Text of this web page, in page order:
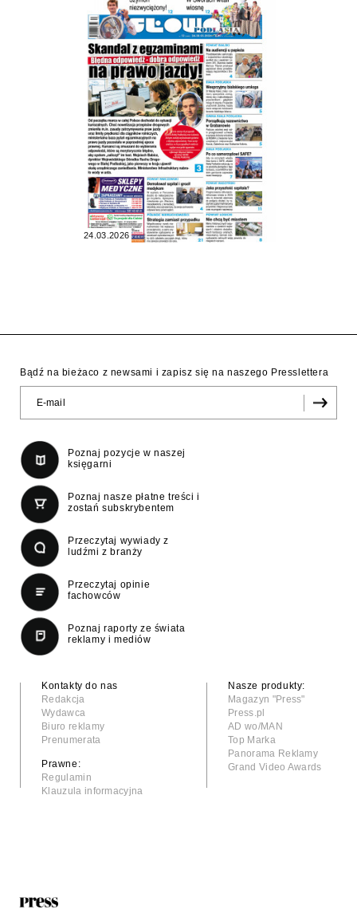
24.03.2026
Bądź na bieżaco z newsami i zapisz się na naszego Presslettera
Poznaj pozycje w naszej
księgarni
Poznaj nasze płatne treści i
zostań subskrybentem
Przeczytaj wywiady z
ludźmi z branży
Przeczytaj opinie
fachowców
Poznaj raporty ze świata
reklamy i mediów
Kontakty do nas
Redakcja
Wydawca
Biuro reklamy
Prenumerata
Prawne:
Regulamin
Klauzula informacyjna
Nasze produkty:
Magazyn "Press"
Press.pl
AD wo/MAN
Top Marka
Panorama Reklamy
Grand Video Awards